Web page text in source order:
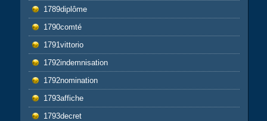
1789diplôme
1790comté
1791vittorio
1792indemnisation
1792nomination
1793affiche
1793decret